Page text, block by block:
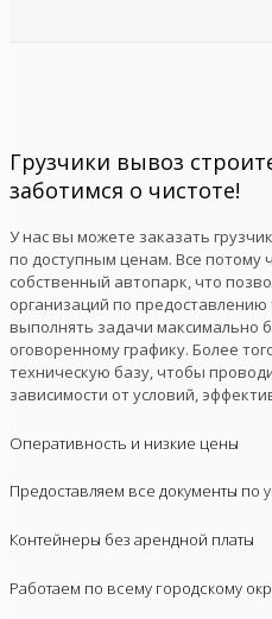
Грузчики вывоз
заботимся о чистоте!
У нас вы можете заказать
по доступным ценам. Все потому
собственный автопарк, что
организаций по предоставлению
выполнять задачи максимально
оговоренному графику. Более
техническую базу, чтобы
зависимости от условий,
Оперативность и низкие цены
Предоставляем все документы по
Контейнеры без арендной платы
Работаем по всему городскому